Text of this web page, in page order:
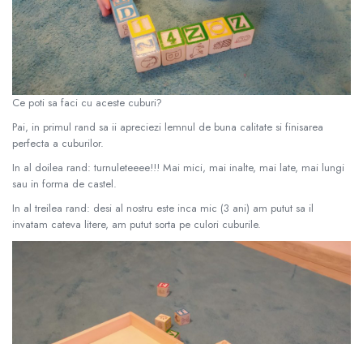
Baba játékok
Fürdőjátékok
Csörgők
Fogzási játékok
Érzékelést fejlesztő játékok
Motoros játékok babáknak
Babamatracok
Válogató játékok
Zenélő játékok babáknak
Baba kirakósok
Ce poti sa faci cu aceste cuburi?
Pai, in primul rand sa ii apreciezi lemnul de buna calitate si finisarea
perfecta a cuburilor.
In al doilea rand: turnuleteeee!!! Mai mici, mai inalte, mai late, mai lungi
sau in forma de castel.
In al treilea rand: desi al nostru este inca mic (3 ani) am putut sa il
invatam cateva litere, am putut sorta pe culori cuburile.